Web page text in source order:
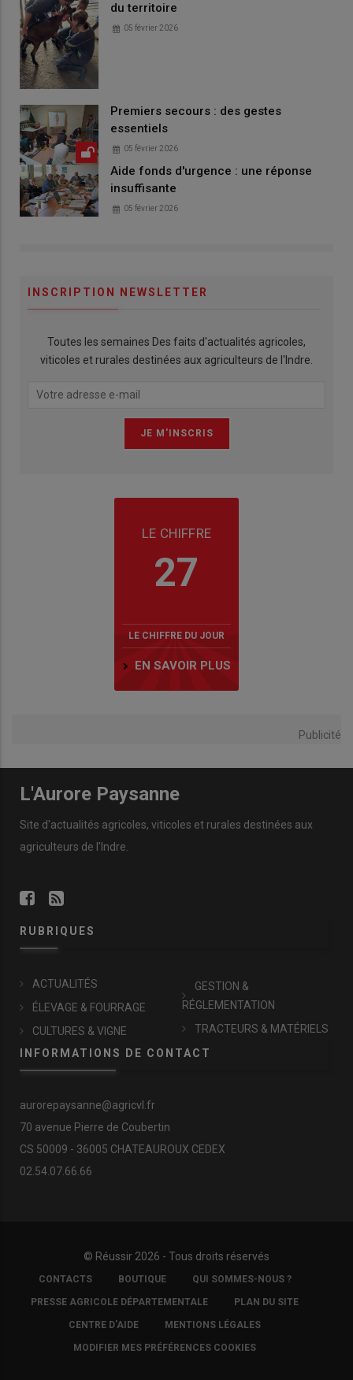
du territoire
05 février 2026
Premiers secours : des gestes
essentiels
05 février 2026
Aide fonds d'urgence : une réponse
insuffisante
05 février 2026
INSCRIPTION NEWSLETTER
Toutes les semaines Des faits d'actualités agricoles,
viticoles et rurales destinées aux agriculteurs de l'Indre.
LE CHIFFRE
27
LE CHIFFRE DU JOUR
EN SAVOIR PLUS
Publicité
L'Aurore Paysanne
Site d'actualités agricoles, viticoles et rurales destinées aux
agriculteurs de l'Indre.
RUBRIQUES
ACTUALITÉS
ÉLEVAGE & FOURRAGE
CULTURES & VIGNE
GESTION &
RÉGLEMENTATION
TRACTEURS & MATÉRIELS
INFORMATIONS DE CONTACT
aurorepaysanne@agricvl.fr
70 avenue Pierre de Coubertin
CS 50009 - 36005 CHATEAUROUX CEDEX
02.54.07.66.66
© Réussir 2026 - Tous droits réservés
FOOTER
COPYRIGHT
CONTACTS BOUTIQUE QUI SOMMES-NOUS ?
PRESSE AGRICOLE DÉPARTEMENTALE PLAN DU SITE
CENTRE D'AIDE MENTIONS LÉGALES
MODIFIER MES PRÉFÉRENCES COOKIES